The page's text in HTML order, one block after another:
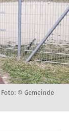
Foto: © Gemeinde